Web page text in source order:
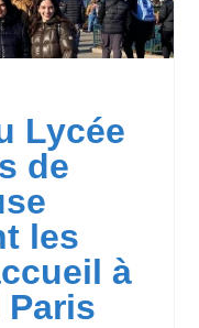
Lycée
de
les
à